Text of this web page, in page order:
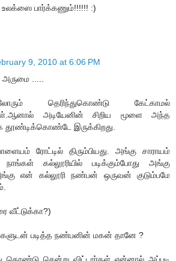
உலக்ஸை பார்க்கணும்!!!!!! :)
9, 2010 at 6:06 PM
.....
தெரிந்துகொண்டு கேட்காமல்
அடியேனின் சிறிய மூளை அந்த
தூண்டிக்கொண்டே இருக்கிறது.
ரோட்டில் திரும்பியது. அங்கு சாராயம்
நாங்கள் கல்லூரியில் படிக்கும்போது அங்கு
என் கல்லூரி நண்பன் ஒருவன் குடும்பமே
வீட்டுக்கா?)
படித்த நண்பனின் மகன் தானே ?
கொண்டு சென்று விட்டார்கள் என்னால் அப்படி